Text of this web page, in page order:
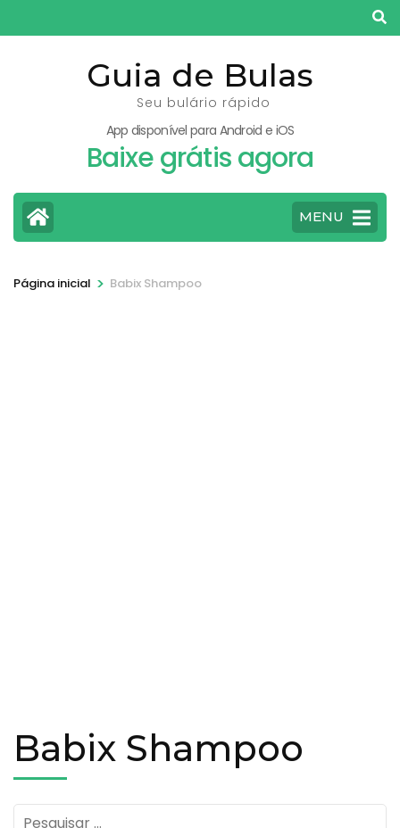
para
Guia de Bulas
Seu bulário rápido
App disponível para Android e iOS
Baixe grátis agora
MENU
Página inicial > Babix Shampoo
Babix Shampoo
Pesquisar